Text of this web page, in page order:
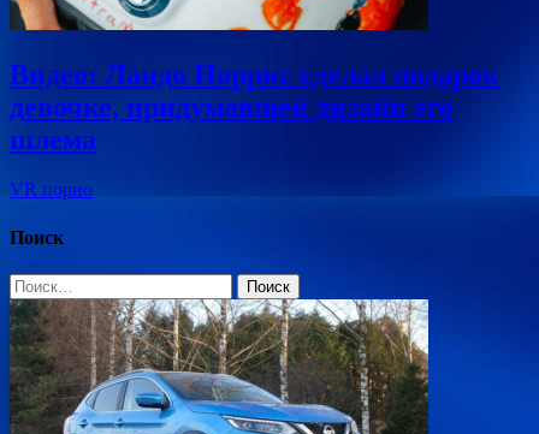
Видео: Ландо Норрис сделал подарок
девочке, придумавшей дизайн его
шлема
VR порно
Поиск
Найти: